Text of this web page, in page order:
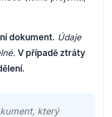
dokument. Údaje
V případě ztráty
který